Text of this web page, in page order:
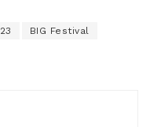
BIG Festival